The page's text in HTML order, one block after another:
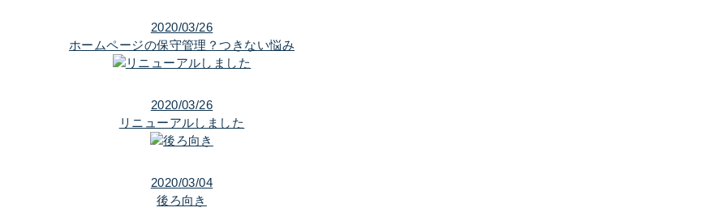
2020/03/26
ホームページの保守管理？つきない悩み
2020/03/26
リニューアルしました
2020/03/04
後ろ向き